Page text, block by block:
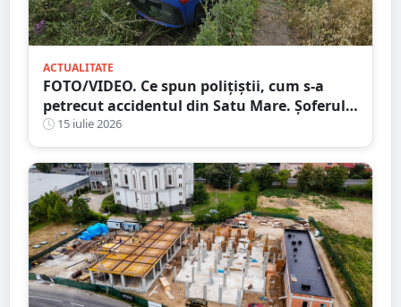
ACTUALITATE
FOTO/VIDEO. Ce spun polițiștii, cum s-a
petrecut accidentul din Satu Mare. Șoferul a
ajuns cu mașina răsturnată în șanț
15 iulie 2026